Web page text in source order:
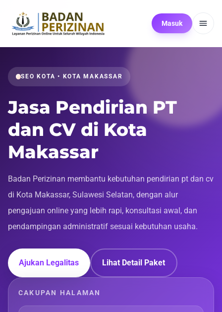
Masuk
SEO KOTA • KOTA MAKASSAR
Jasa Pendirian PT
dan CV di Kota
Makassar
Badan Perizinan membantu kebutuhan pendirian pt dan cv
di Kota Makassar, Sulawesi Selatan, dengan alur
pengajuan online yang lebih rapi, konsultasi awal, dan
pendampingan administratif sesuai kebutuhan usaha.
Ajukan Legalitas Lihat Detail Paket
CAKUPAN HALAMAN